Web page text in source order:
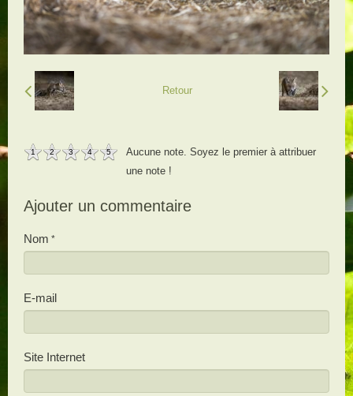
Retour
1 2 3 4 5
Aucune note. Soyez le premier à attribuer
une note !
Ajouter un commentaire
Nom
E-mail
Site Internet